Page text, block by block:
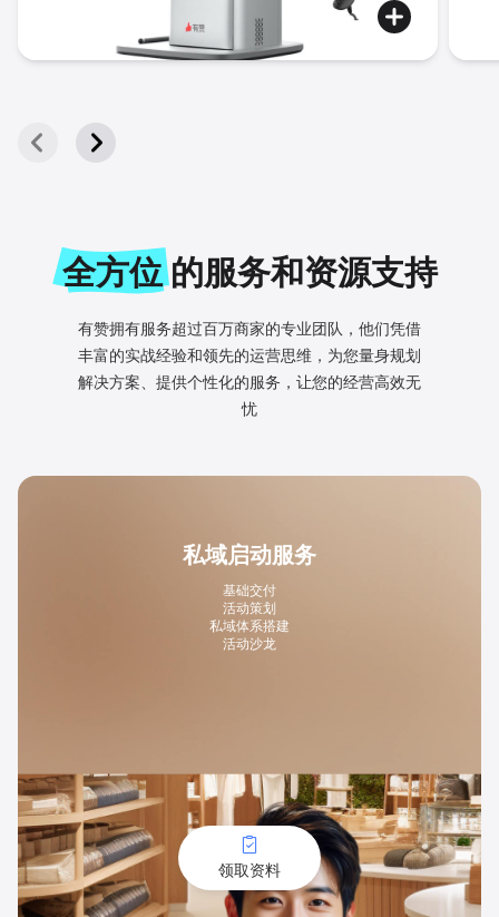
全方位的服务和资源支持
有赞拥有服务超过百万商家的专业团队，他们凭借
丰富的实战经验和领先的运营思维，为您量身规划
解决方案、提供个性化的服务，让您的经营高效无
忧
私域启动服务
基础交付
活动策划
私域体系搭建
活动沙龙
领取资料